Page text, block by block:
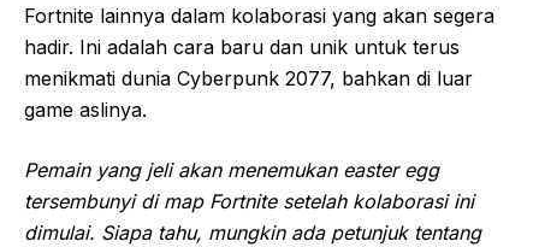
Fortnite lainnya dalam kolaborasi yang akan segera
hadir. Ini adalah cara baru dan unik untuk terus
menikmati dunia Cyberpunk 2077, bahkan di luar
game aslinya.
Pemain yang jeli akan menemukan easter egg
tersembunyi di map Fortnite setelah kolaborasi ini
dimulai. Siapa tahu, mungkin ada petunjuk tentang